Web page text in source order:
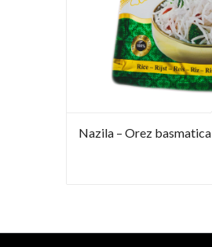
Nazila – Orez basmatica